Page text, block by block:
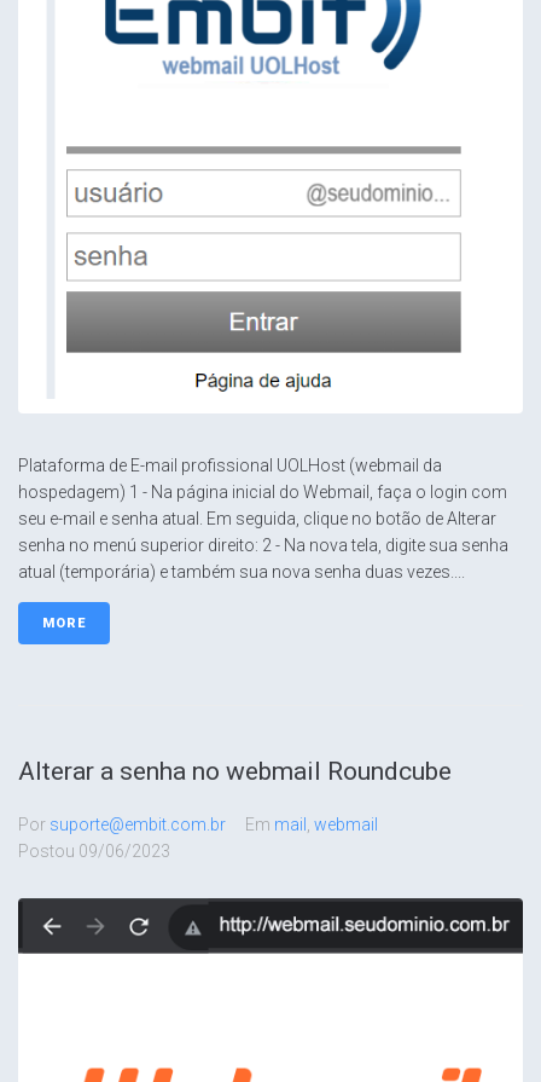
Plataforma de E-mail profissional UOLHost (webmail da
hospedagem) 1 - Na página inicial do Webmail, faça o login com
seu e-mail e senha atual. Em seguida, clique no botão de Alterar
senha no menú superior direito: 2 - Na nova tela, digite sua senha
atual (temporária) e também sua nova senha duas vezes....
MORE
Alterar a senha no webmail Roundcube
Por suporte@embit.com.br Em mail , webmail
Postou 09/06/2023